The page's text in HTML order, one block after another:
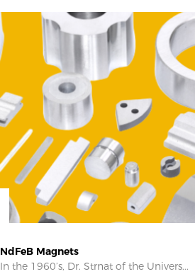
NdFeB Magnets
In the 1960’s, Dr. Strnat of the Univers...